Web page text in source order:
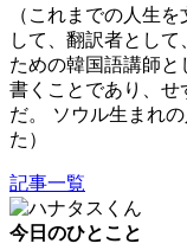
（これまでの人生
して、翻訳者とし
ための韓国語講師
書くことであり、せ
だ。 ソウル生まれ
た）
記事一覧
今日のひとこと